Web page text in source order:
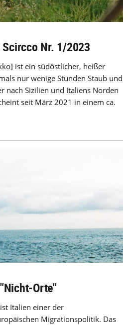
Nr. 1/2023
ist ein südöstlicher, heißer
nur wenige Stunden Staub und
nach Sizilien und Italiens Norden
seit März 2021 in einem ca.
Orte"
Italien einer der
Migrationspolitik. Das